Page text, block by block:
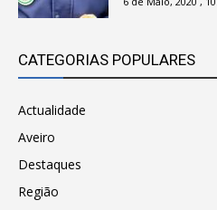
CATEGORIAS POPULARES
Actualidade
Aveiro
Destaques
Região